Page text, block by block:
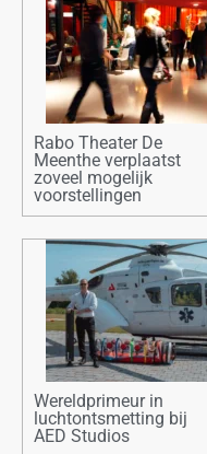
Rabo Theater De
Meenthe verplaatst
zoveel mogelijk
voorstellingen
Wereldprimeur in
luchtontsmetting bij
AED Studios